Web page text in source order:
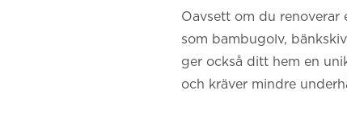
Oavsett om du renoverar
som bambugolv,
ger också ditt hem en
och kräver mindre